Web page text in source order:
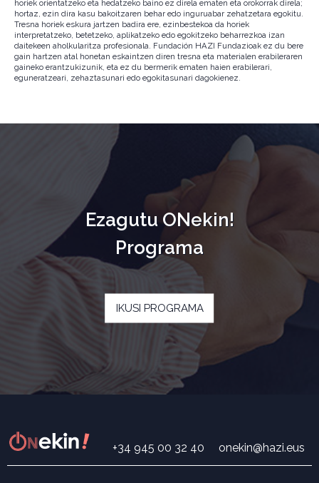
horiek orientatzeko eta hedatzeko baino ez direla ematen eta orokorrak direla;
hortaz, ezin dira kasu bakoitzaren behar edo inguruabar zehatzetara egokitu.
Tresna horiek eskura jartzen badira ere, ezinbestekoa da horiek
interpretatzeko, betetzeko, aplikatzeko edo egokitzeko beharrezkoa izan
daitekeen aholkularitza profesionala. Fundación HAZI Fundazioak ez du bere
gain hartzen atal honetan eskaintzen diren tresna eta materialen erabileraren
gaineko erantzukizunik, eta ez du bermerik ematen haien erabilerari,
eguneratzeari, zehaztasunari edo egokitasunari dagokienez.
Ezagutu ONekin!
Programa
IKUSI PROGRAMA
+34 945 00 32 40 onekin@hazi.eus